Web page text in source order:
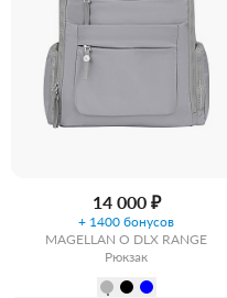
14 000 ₽
+ 1400 бонусов
MAGELLAN O DLX RANGE
Рюкзак